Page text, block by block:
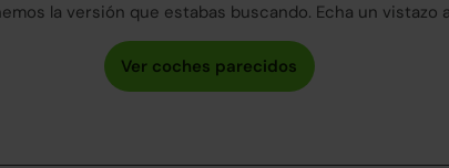
la versión que estabas buscando. Echa un vistazo